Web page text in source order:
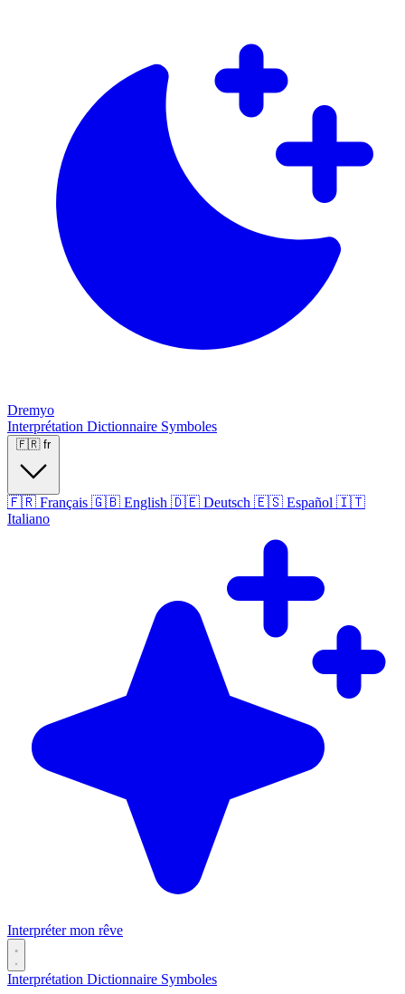
Dremyo
Interprétation Dictionnaire Symboles
🇫🇷 fr
🇫🇷 Français 🇬🇧 English 🇩🇪 Deutsch 🇪🇸 Español 🇮🇹
Italiano
Interpréter mon rêve
Interprétation Dictionnaire Symboles